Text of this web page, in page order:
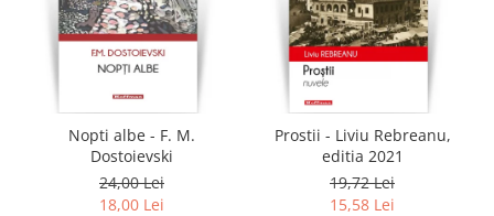
Nopti albe - F. M.
Dostoievski
24,00 Lei
18,00 Lei
Prostii - Liviu Rebreanu,
editia 2021
19,72 Lei
15,58 Lei